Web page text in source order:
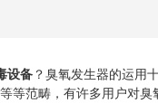
设备 ？臭氧发生器的运用
等范畴，有许多用户对